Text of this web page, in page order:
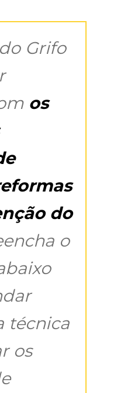
Grifo
os
do
o
técnica
os